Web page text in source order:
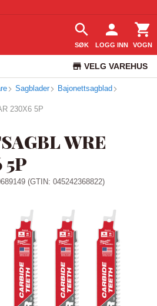
SØK LOGG INN VOGN
VELG VAREHUS
KUNDESERVICE
Sagblader Bajonettsagblad
230X6 5P
WRE
5P
(GTIN: 045242368822)